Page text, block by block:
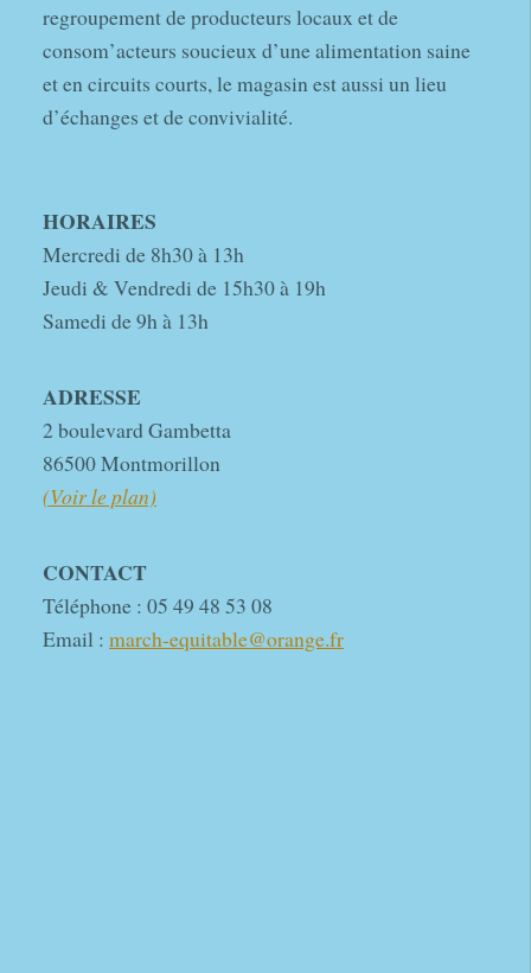
regroupement de producteurs locaux et de
consom’acteurs soucieux d’une alimentation saine
et en circuits courts, le magasin est aussi un lieu
d’échanges et de convivialité.
HORAIRES
Mercredi de 8h30 à 13h
Jeudi & Vendredi de 15h30 à 19h
Samedi de 9h à 13h
ADRESSE
2 boulevard Gambetta
86500 Montmorillon
(Voir le plan)
CONTACT
Téléphone : 05 49 48 53 08
Email : march-equitable@orange.fr